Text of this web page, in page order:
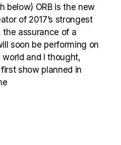
below) ORB is the new
of 2017’s strongest
the assurance of a
soon be performing on
and I thought,
show planned in